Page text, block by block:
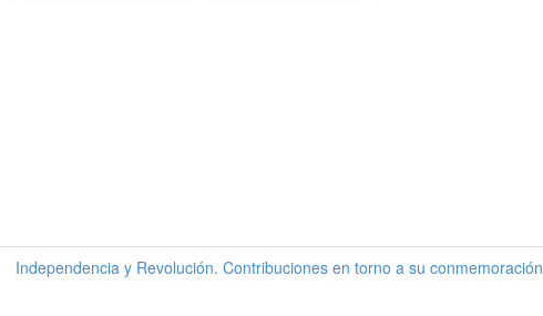
Independencia y Revolución. Contribuciones en torno a su conmemoración